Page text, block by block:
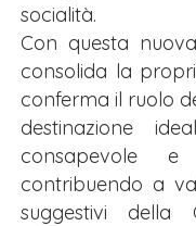
socialità.
Con questa
consolida la
conferma il ruolo
destinazione
consapevole
contribuendo a
suggestivi